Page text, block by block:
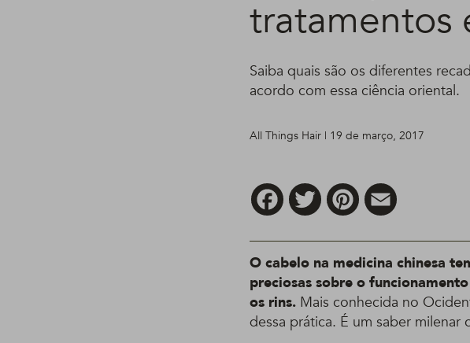
tratamentos
Saiba quais são os diferentes
acordo com essa ciência oriental.
All Things Hair | 19 de março, 2017
FacebookTwitter Pinterest
O cabelo na medicina chinesa
preciosas sobre o
os rins. Mais conhecida no
dessa prática. É um saber